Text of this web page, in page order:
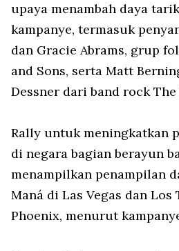
upaya menambah daya
kampanye, termasuk
dan Gracie Abrams, grup
and Sons, serta Matt
Dessner dari band rock
Rally untuk meningkatkan
di negara bagian berayun
menampilkan penampilan
Maná di Las Vegas dan
Phoenix, menurut